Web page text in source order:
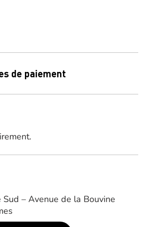
de paiement
Sud – Avenue de la Bouvine